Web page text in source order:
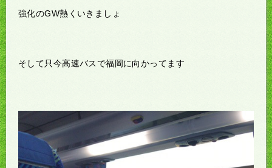
強化のGW熱くいきましょ
そして只今高速バスで福岡に向かってます